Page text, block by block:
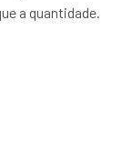
a quantidade.